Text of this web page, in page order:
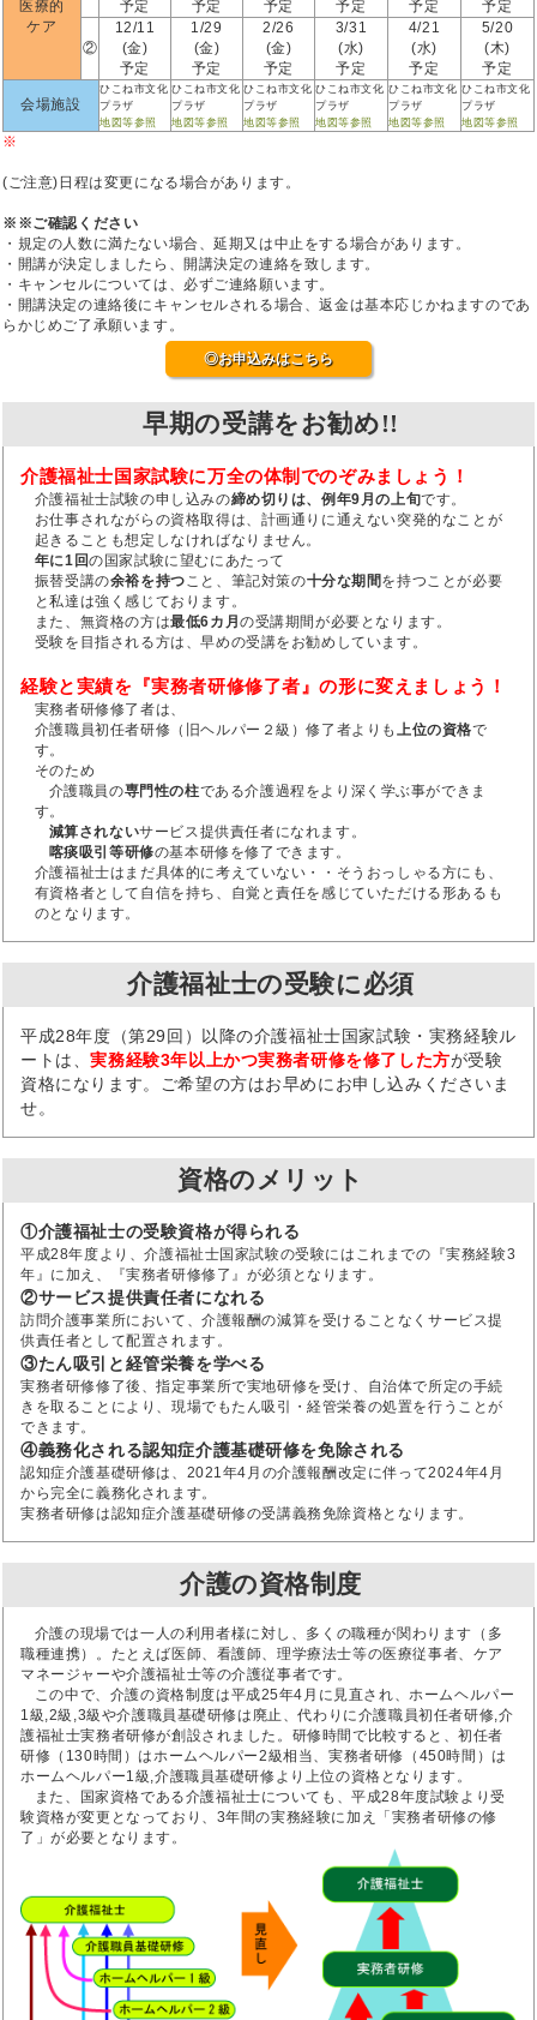
医療的
ケア
予定 予定 予定 予定 予定 予定
②
12/11
(金)
予定
1/29
(金)
予定
2/26
(金)
予定
3/31
(水)
予定
4/21
(水)
予定
5/20
(木)
予定
会場施設
ひこね市文化
プラザ
地図等参照
ひこね市文化
プラザ
地図等参照
ひこね市文化
プラザ
地図等参照
ひこね市文化
プラザ
地図等参照
ひこね市文化
プラザ
地図等参照
ひこね市文化
プラザ
地図等参照
※
(ご注意)日程は変更になる場合があります。
※※ご確認ください
・規定の人数に満たない場合、延期又は中止をする場合があります。
・開講が決定しましたら、開講決定の連絡を致します。
・キャンセルについては、必ずご連絡願います。
・開講決定の連絡後にキャンセルされる場合、返金は基本応じかねますのであ
らかじめご了承願います。
◎お申込みはこちら
早期の受講をお勧め!!
介護福祉士国家試験に万全の体制でのぞみましょう！
介護福祉士試験の申し込みの締め切りは、例年9月の上旬です。
お仕事されながらの資格取得は、計画通りに通えない突発的なことが
起きることも想定しなければなりません。
年に1回の国家試験に望むにあたって
振替受講の余裕を持つこと、筆記対策の十分な期間を持つことが必要
と私達は強く感じております。
また、無資格の方は最低6カ月の受講期間が必要となります。
受験を目指される方は、早めの受講をお勧めしています。
経験と実績を『実務者研修修了者』の形に変えましょう！
実務者研修修了者は、
介護職員初任者研修（旧ヘルパー２級）修了者よりも上位の資格で
す。
そのため
介護職員の専門性の柱である介護過程をより深く学ぶ事ができま
す。
減算されないサービス提供責任者になれます。
喀痰吸引等研修の基本研修を修了できます。
介護福祉士はまだ具体的に考えていない・・そうおっしゃる方にも、
有資格者として自信を持ち、自覚と責任を感じていただける形あるも
のとなります。
介護福祉士の受験に必須
平成28年度（第29回）以降の介護福祉士国家試験・実務経験ル
ートは、実務経験3年以上かつ実務者研修を修了した方が受験
資格になります。ご希望の方はお早めにお申し込みくださいま
せ。
資格のメリット
①介護福祉士の受験資格が得られる
平成28年度より、介護福祉士国家試験の受験にはこれまでの『実務経験3
年』に加え、『実務者研修修了』が必須となります。
②サービス提供責任者になれる
訪問介護事業所において、介護報酬の減算を受けることなくサービス提
供責任者として配置されます。
③たん吸引と経管栄養を学べる
実務者研修修了後、指定事業所で実地研修を受け、自治体で所定の手続
きを取ることにより、現場でもたん吸引・経管栄養の処置を行うことが
できます。
④義務化される認知症介護基礎研修を免除される
認知症介護基礎研修は、2021年4月の介護報酬改定に伴って2024年4月
から完全に義務化されます。
実務者研修は認知症介護基礎研修の受講義務免除資格となります。
介護の資格制度
介護の現場では一人の利用者様に対し、多くの職種が関わります（多
職種連携）。たとえば医師、看護師、理学療法士等の医療従事者、ケア
マネージャーや介護福祉士等の介護従事者です。
この中で、介護の資格制度は平成25年4月に見直され、ホームヘルパー
1級,2級,3級や介護職員基礎研修は廃止、代わりに介護職員初任者研修,介
護福祉士実務者研修が創設されました。研修時間で比較すると、初任者
研修（130時間）はホームヘルパー2級相当、実務者研修（450時間）は
ホームヘルパー1級,介護職員基礎研修より上位の資格となります。
また、国家資格である介護福祉士についても、平成28年度試験より受
験資格が変更となっており、3年間の実務経験に加え「実務者研修の修
了」が必要となります。